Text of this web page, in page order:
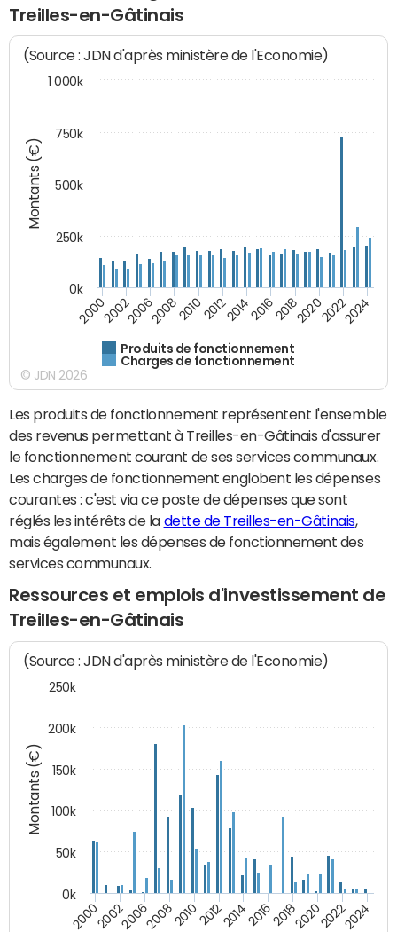
Treilles-en-Gâtinais
Montants (€)
(Source : JDN d'après ministère de l'Economie)
Produits de fonctionnement
Charges de fonctionnement
200020022006200820102012201420162018202020222024
0k
250k
500k
750k
1 000k
© JDN 2026
Les produits de fonctionnement représentent l'ensemble
des revenus permettant à Treilles-en-Gâtinais d'assurer
le fonctionnement courant de ses services communaux.
Les charges de fonctionnement englobent les dépenses
courantes : c'est via ce poste de dépenses que sont
réglés les intérêts de la dette de Treilles-en-Gâtinais,
mais également les dépenses de fonctionnement des
services communaux.
Ressources et emplois d'investissement de
Treilles-en-Gâtinais
Montants (€)
(Source : JDN d'après ministère de l'Economie)
200020022006200820102012201420162018202020222024
0k
50k
100k
150k
200k
250k